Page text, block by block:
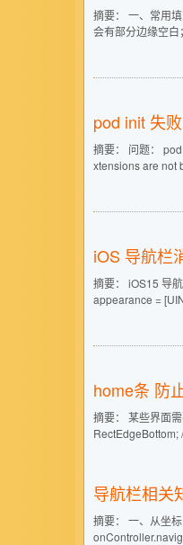
摘要： 一、常用
会有部分边缘空
pod init 失败
摘要： 问题：
xtensions are not
iOS 导航栏
摘要： iOS15 导
appearance =
home条 防
摘要： 某些界面
RectEdgeBottom;
导航栏相关
摘要： 一、从坐